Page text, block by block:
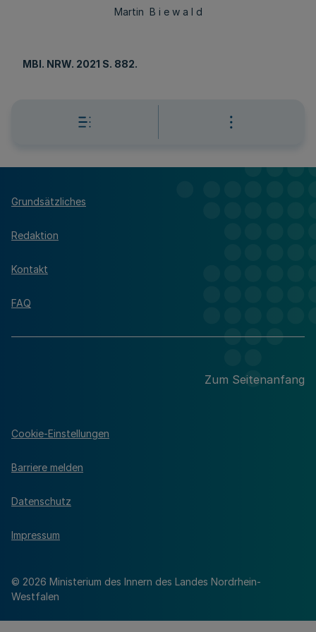
Martin B i e w a l d
MBl. NRW. 2021 S. 882.
Grundsätzliches
Redaktion
Kontakt
FAQ
Zum Seitenanfang
© 2026 Ministerium des Innern des Landes Nordrhein-
Westfalen
Cookie-Einstellungen
Barriere melden
Datenschutz
Impressum